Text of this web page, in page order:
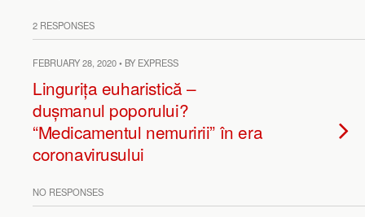
2 RESPONSES
FEBRUARY 28, 2020 • BY EXPRESS
Lingurița euharistică –
dușmanul poporului?
“Medicamentul nemuririi” în era
coronavirusului
NO RESPONSES